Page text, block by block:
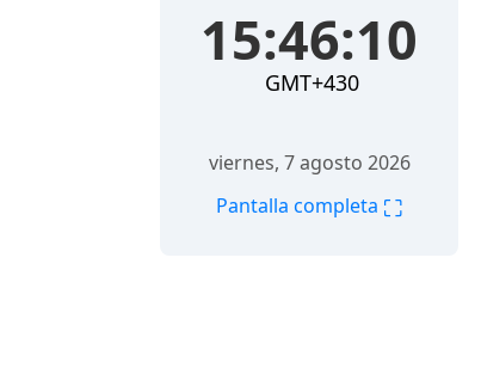
15:46:11
GMT+430
viernes, 7 agosto 2026
Pantalla completa ⛶